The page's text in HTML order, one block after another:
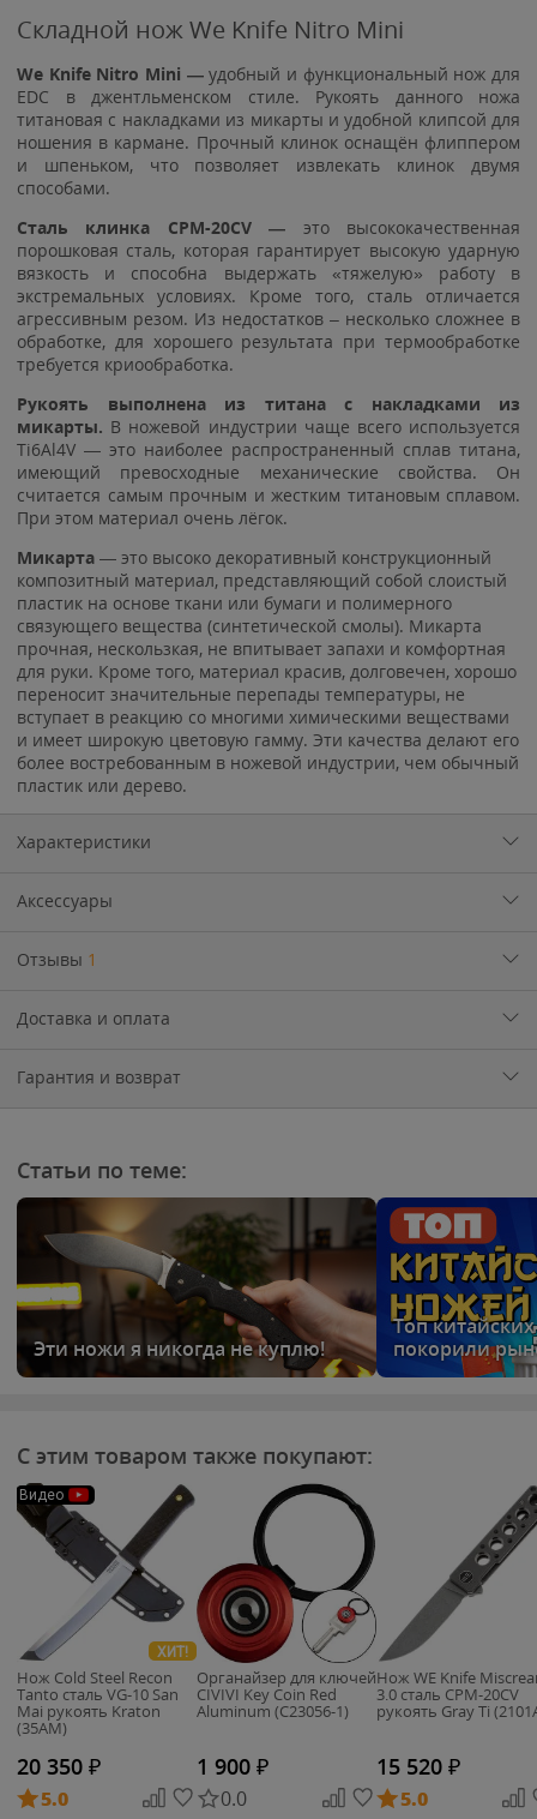
Складной нож We Knife Nitro Mini
We Knife Nitro Mini —удобный и функциональный нож для
EDC в джентльменском стиле. Рукоять данного ножа
титановая с накладками из микарты и удобной клипсой для
ношения в кармане. Прочный клинок оснащён флиппером
и шпеньком, что позволяет извлекать клинок двумя
способами.
Сталь клинка CPM-20CV — это высококачественная
порошковая сталь, которая гарантирует высокую ударную
вязкость и способна выдержать «тяжелую» работу в
экстремальных условиях. Кроме того, сталь отличается
агрессивным резом. Из недостатков – несколько сложнее в
обработке, для хорошего результата при термообработке
требуется криообработка.
Рукоять выполнена из титана с накладками из
микарты. В ножевой индустрии чаще всего используется
Ti6Al4V — это наиболее распространенный сплав титана,
имеющий превосходные механические свойства. Он
считается самым прочным и жестким титановым сплавом.
При этом материал очень лёгок.
Микарта — это высоко декоративный конструкционный
композитный материал, представляющий собой слоистый
пластик на основе ткани или бумаги и полимерного
связующего вещества (синтетической смолы). Микарта
прочная, нескользкая, не впитывает запахи и комфортная
для руки. Кроме того, материал красив, долговечен, хорошо
переносит значительные перепады температуры, не
вступает в реакцию со многими химическими веществами
и имеет широкую цветовую гамму. Эти качества делают его
более востребованным в ножевой индустрии, чем обычный
пластик или дерево.
Характеристики
Аксессуары
Отзывы 1
Доставка и оплата
Гарантия и возврат
Статьи по теме:
Эти ножи я никогда не куплю!
Топ
покорили
С этим товаром также покупают:
Видео
ХИТ!
Нож Cold Steel Recon
Tanto сталь VG-10 San
Mai рукоять Kraton
(35AM)
20 350 ₽
5.0
Органайзер для ключей
CIVIVI Key Coin Red
Aluminum (C23056-1)
1 900 ₽
0.0
Нож WE Knife
3.0 сталь CPM-20CV
рукоять Gray Ti
15 520 ₽
5.0